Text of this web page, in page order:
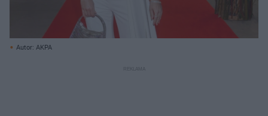
Autor: AKPA